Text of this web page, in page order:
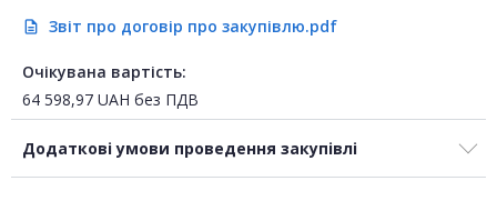
description Звіт про договір про закупівлю.pdf
Очікувана вартість:
64 598,97 UAH без ПДВ
Додаткові умови проведення закупівлі